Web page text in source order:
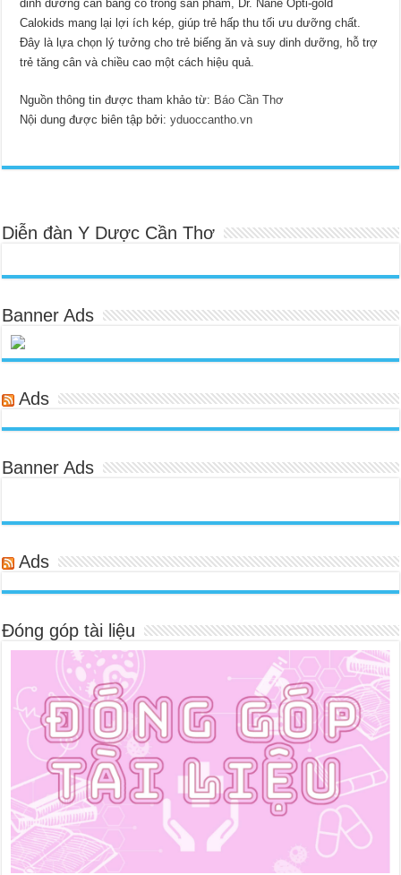
dinh dưỡng cân bằng có trong sản phẩm, Dr. Nane Opti-gold
Calokids mang lại lợi ích kép, giúp trẻ hấp thu tối ưu dưỡng chất.
Đây là lựa chọn lý tưởng cho trẻ biếng ăn và suy dinh dưỡng, hỗ trợ
trẻ tăng cân và chiều cao một cách hiệu quả.
Nguồn thông tin được tham khảo từ: Báo Cần Thơ
Nội dung được biên tập bởi:yduoccantho.vn
Diễn đàn Y Dược Cần Thơ
Banner Ads
Ads
Banner Ads
Ads
Đóng góp tài liệu